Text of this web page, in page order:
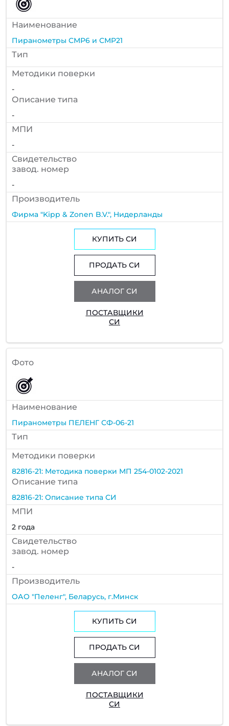
Наименование
Пиранометры СМР6 и СМР21
Тип
Методики поверки
-
Описание типа
-
МПИ
-
Cвидетельство
завод. номер
-
Производитель
Фирма "Kipp & Zonen B.V.", Нидерланды
КУПИТЬ СИ
ПРОДАТЬ СИ
АНАЛОГ СИ
ПОСТАВЩИКИ
СИ
Фото
Наименование
Пиранометры ПЕЛЕНГ СФ-06-21
Тип
Методики поверки
82816-21: Методика поверки МП 254-0102-2021
Описание типа
82816-21: Описание типа СИ
МПИ
2 года
Cвидетельство
завод. номер
-
Производитель
ОАО "Пеленг", Беларусь, г.Минск
КУПИТЬ СИ
ПРОДАТЬ СИ
АНАЛОГ СИ
ПОСТАВЩИКИ
СИ